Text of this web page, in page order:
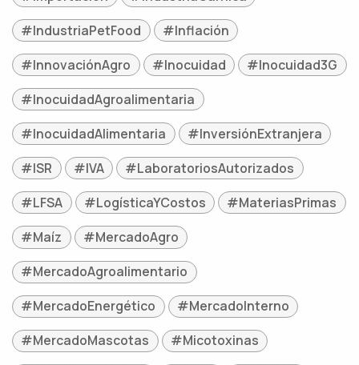
#IndustriaPetFood
#Inflación
#InnovaciónAgro
#Inocuidad
#Inocuidad3G
#InocuidadAgroalimentaria
#InocuidadAlimentaria
#InversiónExtranjera
#ISR
#IVA
#LaboratoriosAutorizados
#LFSA
#LogísticaYCostos
#MateriasPrimas
#Maíz
#MercadoAgro
#MercadoAgroalimentario
#MercadoEnergético
#MercadoInterno
#MercadoMascotas
#Micotoxinas